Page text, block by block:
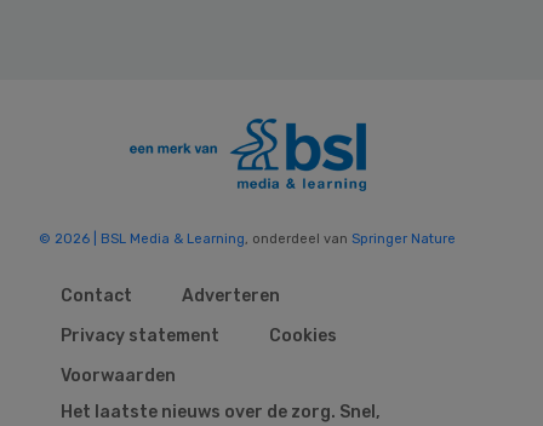
© 2026 | BSL Media & Learning, onderdeel van Springer Nature
Contact
Adverteren
Privacy statement
Cookies
Voorwaarden
Het laatste nieuws over de zorg. Snel,